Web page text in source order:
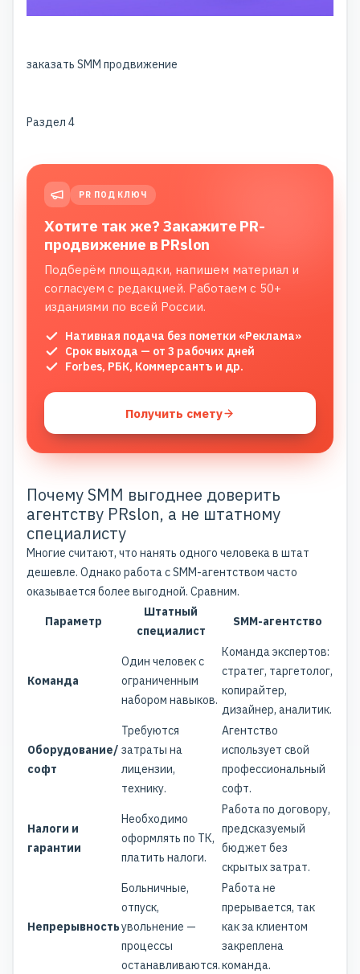
заказать SMM продвижение
Раздел 4
PR ПОД КЛЮЧ
Хотите так же? Закажите PR-
продвижение в PRslon
Подберём площадки, напишем материал и
согласуем с редакцией. Работаем с 50+
изданиями по всей России.
Нативная подача без пометки «Реклама»
Срок выхода — от 3 рабочих дней
Forbes, РБК, Коммерсантъ и др.
Получить смету
Почему SMM выгоднее доверить
агентству PRslon, а не штатному
специалисту
Многие считают, что нанять одного человека в штат
дешевле. Однако работа с SMM-агентством часто
оказывается более выгодной. Сравним.
Параметр
Штатный
специалист
SMM-агентство
Команда
Один человек с
ограниченным
набором навыков.
Команда экспертов:
стратег, таргетолог,
копирайтер,
дизайнер, аналитик.
Оборудование/
софт
Требуются
затраты на
лицензии,
технику.
Агентство
использует свой
профессиональный
софт.
Налоги и
гарантии
Необходимо
оформлять по ТК,
платить налоги.
Работа по договору,
предсказуемый
бюджет без
скрытых затрат.
Непрерывность
Больничные,
отпуск,
увольнение —
процессы
останавливаются.
Работа не
прерывается, так
как за клиентом
закреплена
команда.